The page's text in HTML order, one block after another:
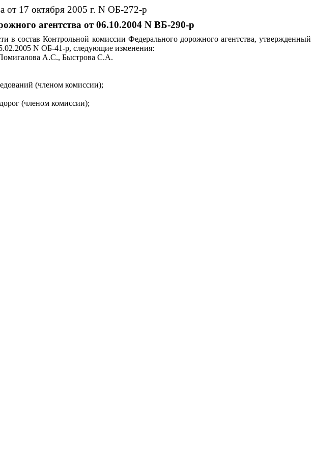
от 17 октября 2005 г. N ОБ-272-р
агентства от 06.10.2004 N ВБ-290-р
в состав Контрольной комиссии Федерального дорожного агентства, утвержденный
N ОБ-41-р, следующие изменения:
Помигалова А.С., Быстрова С.А.
(членом комиссии);
(членом комиссии);